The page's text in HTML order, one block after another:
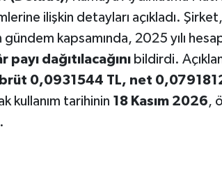
ilişkin detayları açıkladı.
kapsamında, 2025 yılı
dağıtılacağını bildirdi.
0,0931544 TL, net
kullanım tarihinin 18 Kasım 2026,